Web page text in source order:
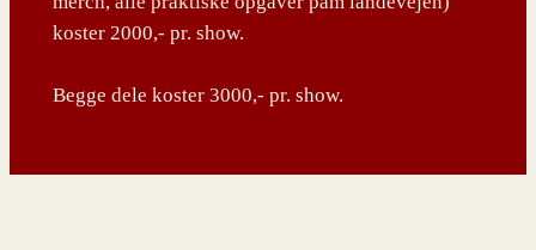
koster 2000,- pr. show.
Begge dele koster 3000,- pr. show.